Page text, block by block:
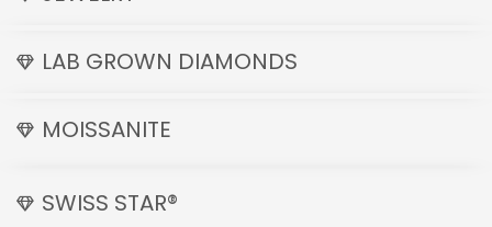
LAB GROWN DIAMONDS
MOISSANITE
SWISS STAR®